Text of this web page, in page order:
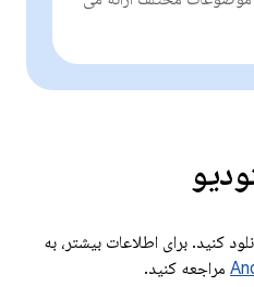
کنید. برای اطلاعات بیشتر، به
مراجعه کنید.